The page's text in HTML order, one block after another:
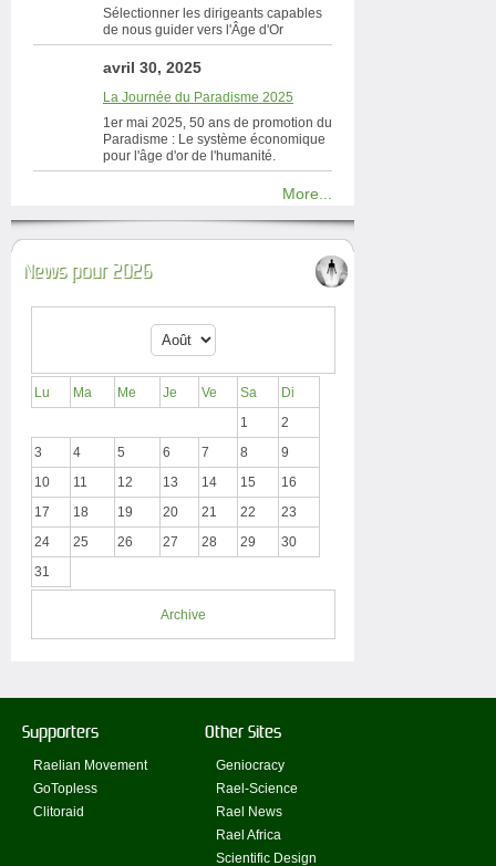
Sélectionner les dirigeants capables
de nous guider vers l'Âge d'Or
avril 30, 2025
La Journée du Paradisme 2025
1er mai 2025, 50 ans de promotion du
Paradisme : Le système économique
pour l'âge d'or de l'humanité.
More...
News pour 2026
Lu Ma Me Je Ve Sa
Di
1
2
3
4 5 6 7 8
9
10
11 12 13 14 15
16
17
18 19 20 21 22
23
24
25 26 27 28 29
30
31
Archive
Supporters
Raelian Movement
GoTopless
Clitoraid
Other Sites
Geniocracy
Rael-Science
Rael News
Rael Africa
Scientific Design